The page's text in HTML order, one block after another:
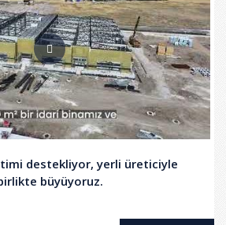
destekliyor, yerli üreticiyle
büyüyoruz.